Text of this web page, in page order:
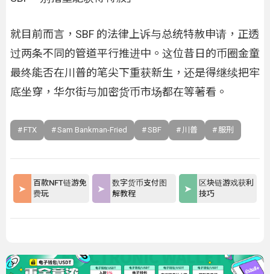
就目前而言，SBF 的法律上诉与总统特赦申请，正透
过两条不同的管道平行推进中。这位昔日的币圈金童
最终能否在川普的笔尖下重获新生，还是得继续把牢
底坐穿，华尔街与加密货币市场都在等著看。
FTX Sam Bankman-Fried SBF 川普 服刑
百款NFT链游免
费玩
数字货币支付图
解教程
区块链游戏获利
技巧